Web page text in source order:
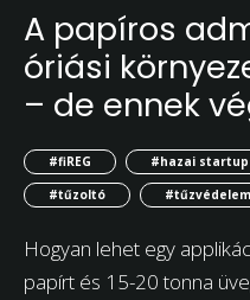
A papíros
óriási
– de ennek
#fiREG #hazai startup
#tűzoltó
#tűzvédelem
Hogyan lehet egy
papírt és 15-20 tonna